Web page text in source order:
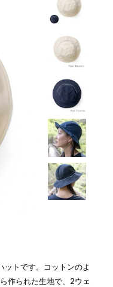
ットです。コットンのよ
作られた生地で、2ウェ